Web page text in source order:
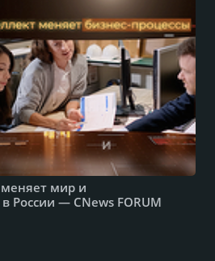
мир и
России — CNews FORUM